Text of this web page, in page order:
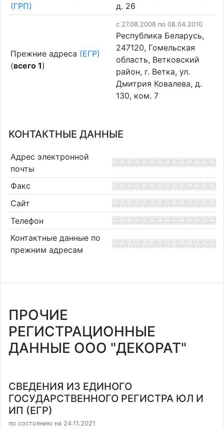
(ГРП)
д. 26
Прежние адреса (ЕГР)
(всего 1)
c 27.08.2008 по 08.04.2010
Республика Беларусь,
247120, Гомельская
область, Ветковский
район, г. Ветка, ул.
Дмитрия Ковалева, д.
130, ком. 7
КОНТАКТНЫЕ ДАННЫЕ
Адрес электронной
почты
Факс
Сайт
Телефон
Контактные данные по
прежним адресам
ПРОЧИЕ
РЕГИСТРАЦИОННЫЕ
ДАННЫЕ ООО "ДЕКОРАТ"
СВЕДЕНИЯ ИЗ ЕДИНОГО
ГОСУДАРСТВЕННОГО РЕГИСТРА ЮЛ И
ИП (ЕГР)
по состоянию на 24.11.2021